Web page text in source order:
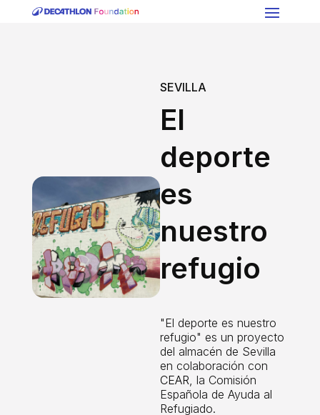
SEVILLA
El
deporte
es
nuestro
refugio
"El deporte es nuestro
refugio" es un proyecto
del almacén de Sevilla
en colaboración con
CEAR, la Comisión
Española de Ayuda al
Refugiado.